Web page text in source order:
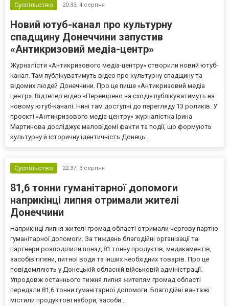
Суспільство 20:33, 4 серпня
Новий ютуб-канал про культурну
спадщину Донеччини запустив
«Антикризовий медіа-центр»
Журналісти «Антикризового медіа-центру» створили новий ютуб-
канал. Там публікуватимуть відео про культурну спадщину та
відомих людей Донеччини. Про це пише «Антикризовий медіа
центр». Відтепер відео «Перевірено на сході» публікуватимуть на
новому ютуб-каналі. Нині там доступні до перегляду 13 роликів. У
проєкті «Антикризового медіа-центру» журналістка Ірина
Мартинова досліджує маловідомі факти та події, що формують
культурну й історичну ідентичність Донець...
Суспільство 22:37, 3 серпня
81,6 тонни гуманітарної допомоги
наприкінці липня отримали жителі
Донеччини
Наприкінці липня жителі громад області отримали чергову партію
гуманітарної допомоги. За тиждень благодійні організації та
партнери розподілили понад 81 тонну продуктів, медикаментів,
засобів гігієни, питної води та інших необхідних товарів. Про це
повідомляють у Донецькій обласній військовій адміністрації.
Упродовж останнього тижня липня жителям громад області
передали 81,6 тонни гуманітарної допомоги. Благодійні вантажі
містили продуктові набори, засоби...